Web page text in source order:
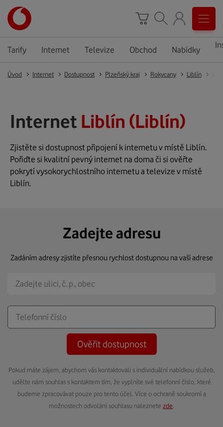
Tarify Internet Televize Obchod Nabídky
Úvod Internet Dostupnost Plzeňský kraj Rokycany Liblín
Internet Liblín (Liblín)
Zjistěte si dostupnost připojení k internetu v místě Liblín.
Pořiďte si kvalitní pevný internet na doma či si ověřte
pokrytí vysokorychlostního internetu a televize v místě
Liblín.
Zadejte adresu
Zadáním adresy zjistíte přesnou rychlost dostupnou na vaší adrese
Ověřit dostupnost
Pokud máte zájem, abychom vás kontaktovali s individuální nabídkou služeb,
udělte nám souhlas s kontaktem tím, že vyplníte své telefonní číslo, které
budeme zpracovávat pouze pro tento účel. Více o ochraně soukromí a
možnostech odvolání souhlasu naleznete zde